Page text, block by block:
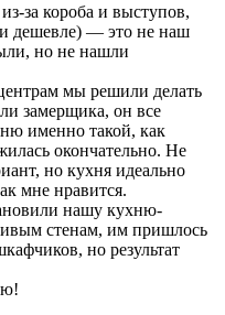
за короба и выступов,
дешевле) — это не наш
но не нашли
мы решили делать
замерщика, он все
именно такой, как
окончательно. Не
но кухня идеально
мне нравится.
нашу кухню-
стенам, им пришлось
но результат